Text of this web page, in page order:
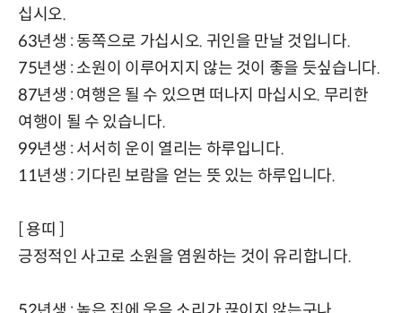
십시오.
63년생 : 동쪽으로 가십시오. 귀인을 만날 것입니다.
75년생 : 소원이 이루어지지 않는 것이 좋을 듯싶습니다.
87년생 : 여행은 될 수 있으면 떠나지 마십시오. 무리한
여행이 될 수 있습니다.
99년생 : 서서히 운이 열리는 하루입니다.
11년생 : 기다린 보람을 얻는 뜻 있는 하루입니다.
[ 용띠 ]
긍정적인 사고로 소원을 염원하는 것이 유리합니다.